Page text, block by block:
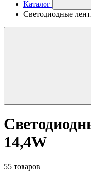
Каталог
Светодиодные
14,4W
55 товаров